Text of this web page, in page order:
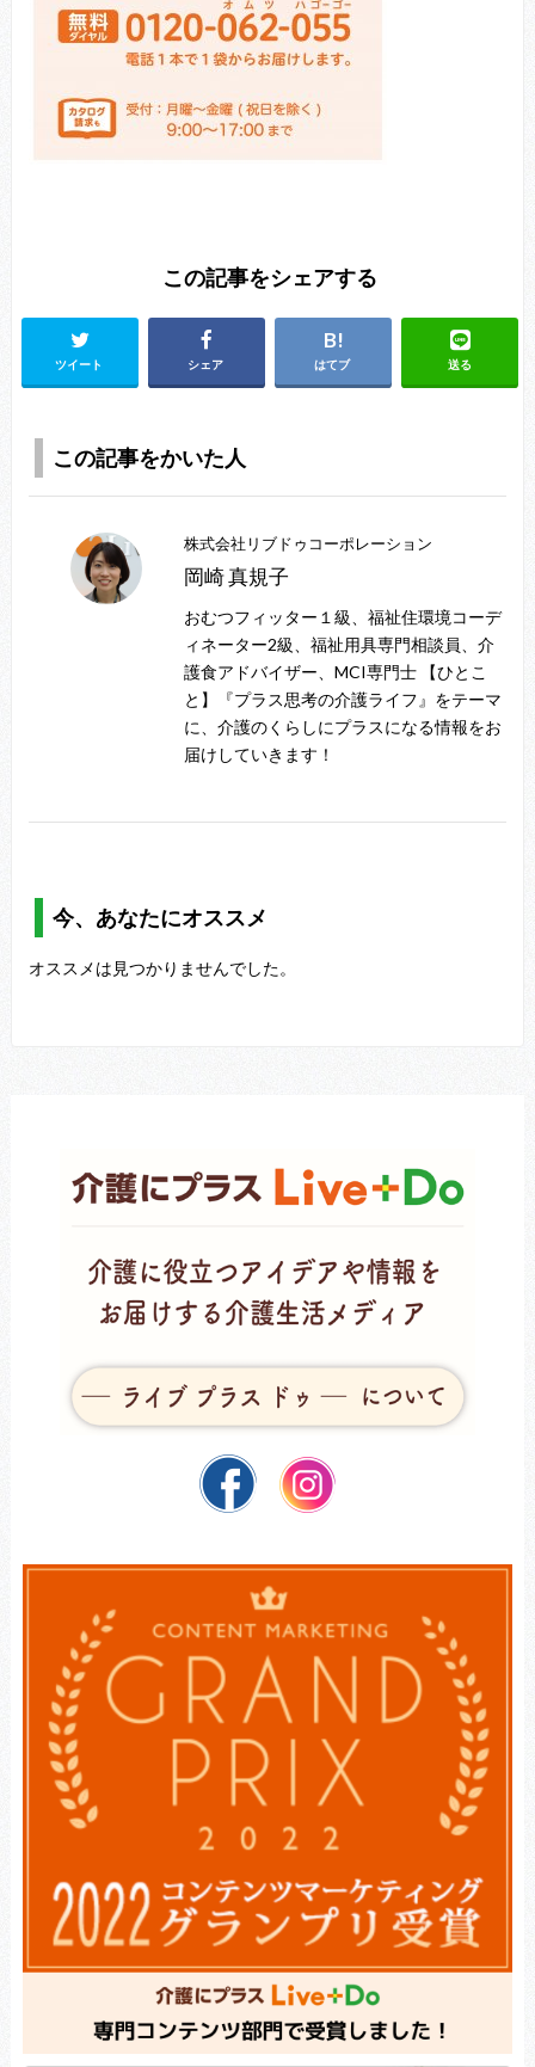
この記事をシェアする
ツイート シェア はてブ 送る
この記事をかいた人
株式会社リブドゥコーポレーション
岡崎 真規子
おむつフィッター１級、福祉住環境コーデ
ィネーター2級、福祉用具専門相談員、介
護食アドバイザー、MCI専門士 【ひとこ
と】『プラス思考の介護ライフ』をテーマ
に、介護のくらしにプラスになる情報をお
届けしていきます！
今、あなたにオススメ
オススメは見つかりませんでした。